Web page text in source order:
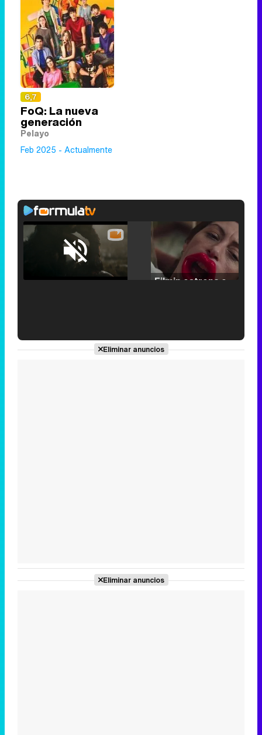
6,7
FoQ: La nueva
generación
Pelayo
Feb 2025 - Actualmente
Unmute /
'120 Minutos' celebra sus 2.000 programas en Telemadrid con un vídeo del día a día en la redacción
Eliminar anuncios
Eliminar anuncios